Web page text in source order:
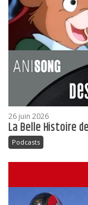
26 juin 2026
La Belle Histoire
Podcasts